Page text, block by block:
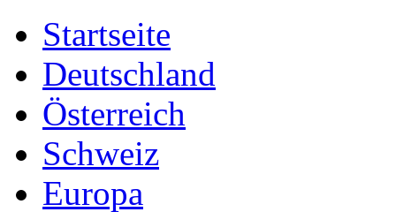
Startseite
Deutschland
Österreich
Schweiz
Europa